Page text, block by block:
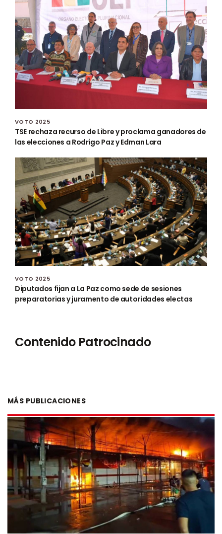
VOTO 2025
TSE rechaza recurso de Libre y proclama ganadores de
las elecciones a Rodrigo Paz y Edman Lara
VOTO 2025
Diputados fijan a La Paz como sede de sesiones
preparatorias y juramento de autoridades electas
Contenido Patrocinado
MÁS PUBLICACIONES